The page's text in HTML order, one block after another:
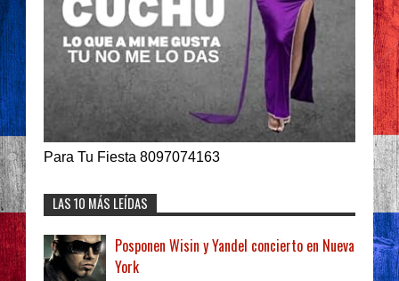
Para Tu Fiesta 8097074163
LAS 10 MÁS LEÍDAS
Posponen Wisin y Yandel concierto en Nueva
York